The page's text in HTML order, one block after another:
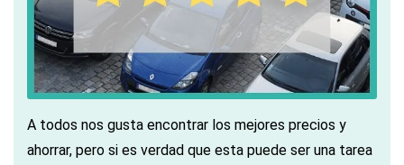
A todos nos gusta encontrar los mejores precios y
ahorrar, pero si es verdad que esta puede ser una tarea